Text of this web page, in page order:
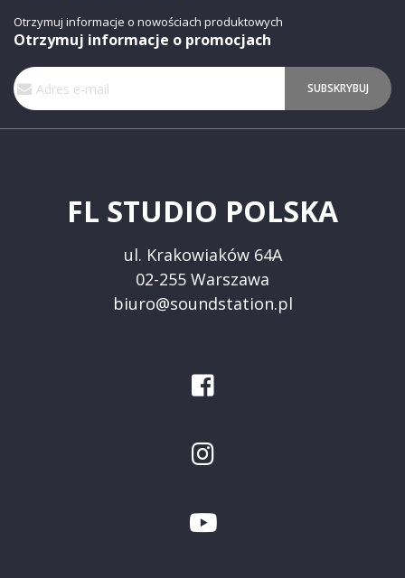
Otrzymuj informacje o nowościach produktowych
Otrzymuj informacje o promocjach
Subskrybuj
nasz
newsletter:
SUBSKRYBUJ
FL STUDIO POLSKA
ul. Krakowiaków 64A
02-255 Warszawa
biuro@soundstation.pl